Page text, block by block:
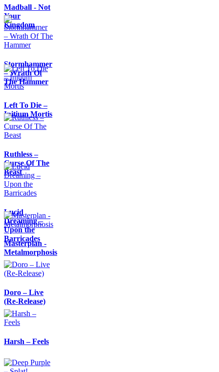
Madball - Not
Your
Kingdom
Stormhammer
– Wrath Of
The Hammer
Left To Die –
Initium Mortis
Ruthless –
Curse Of The
Beast
Lucid
Dreaming –
Upon the
Barricades
Masterplan -
Metalmorphosis
Doro – Live
(Re-Release)
Harsh – Feels